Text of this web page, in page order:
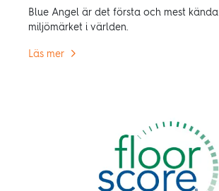
Blue Angel är det första och mest kända
miljömärket i världen.
Läs mer